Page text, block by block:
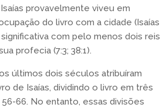
Isaías provavelmente viveu em
do livro com a cidade (Isaías
significativa com pelo menos dois reis
profecia (7:3; 38:1).
últimos dois séculos atribuíram
de Isaías, dividindo o livro em três
66. No entanto, essas divisões